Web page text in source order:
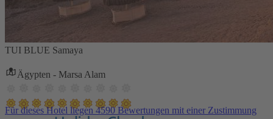
TUI BLUE Samaya
Ägypten - Marsa Alam
Für dieses Hotel liegen 4590 Bewertungen mit einer Zustimmung